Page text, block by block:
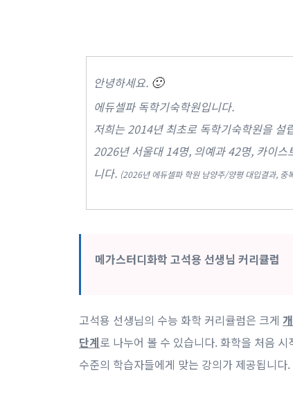
안녕하세요. 🙂
에듀셀파 독학기숙학원입니다.
저희는 2014년 최초로 독학기숙학원을 설
2026년 서울대 14명, 의예과 42명, 카이
니다. (2026년 에듀셀파 학원 남양주/양평 대입결과, 중
메가스터디화학 고석용 선생님 커리큘럼
고석용 선생님의 수능 화학 커리큘럼은 크게
단계로 나누어 볼 수 있습니다. 화학을 처음
수준의 학습자들에게 맞는 강의가 제공됩니